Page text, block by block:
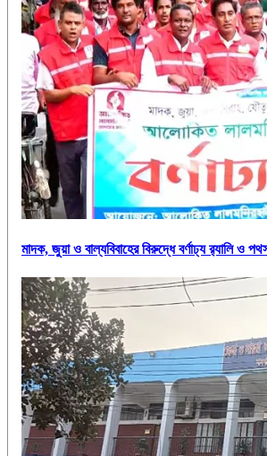
মাদক, জুয়া ও বাল্যবিবাহের বিরুদ্ধে বর্ণাঢ্য র‍্যালি ও